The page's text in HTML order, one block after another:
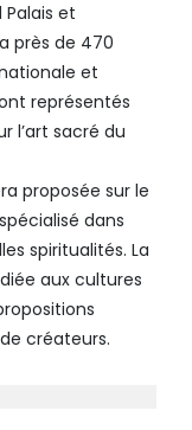
et
près de 470
et
représentés
l’art sacré du
proposée sur le
dans
spiritualités. La
aux cultures
créateurs.